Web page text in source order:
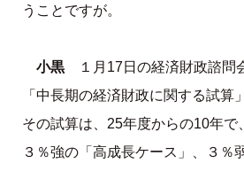
うことですが。
小黒１月17日の経済財政諮問
「中長期の経済財政に関する試算
その試算は、25年度からの10年で
３％強の「高成長ケース」、３％